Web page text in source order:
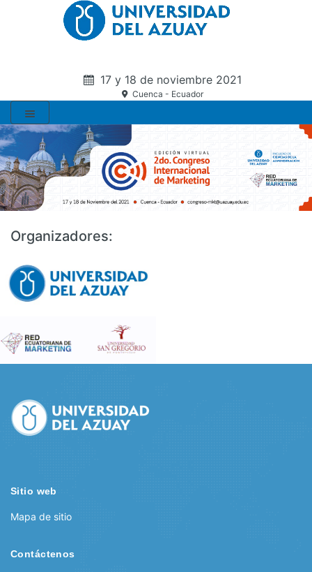
17 y 18 de noviembre 2021
Cuenca - Ecuador
Organizadores:
Sitio web
Mapa de sitio
Contáctenos